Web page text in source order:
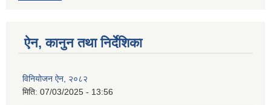
ऐन, कानुन तथा निर्देशिका
विनियोजन ऐन, २०८२
मिति: 07/03/2025 - 13:56